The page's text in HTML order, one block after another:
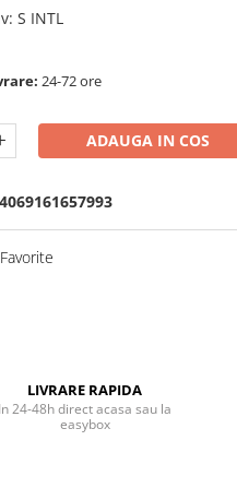
: S INTL
24-72 ore
ADAUGA IN COS
4069161657993
LIVRARE RAPIDA
In 24-48h direct acasa sau la
easybox